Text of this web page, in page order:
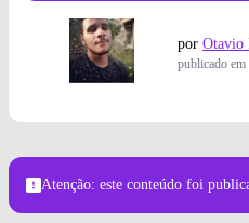
por Otavio
publicado em
Atenção: este conteúdo foi